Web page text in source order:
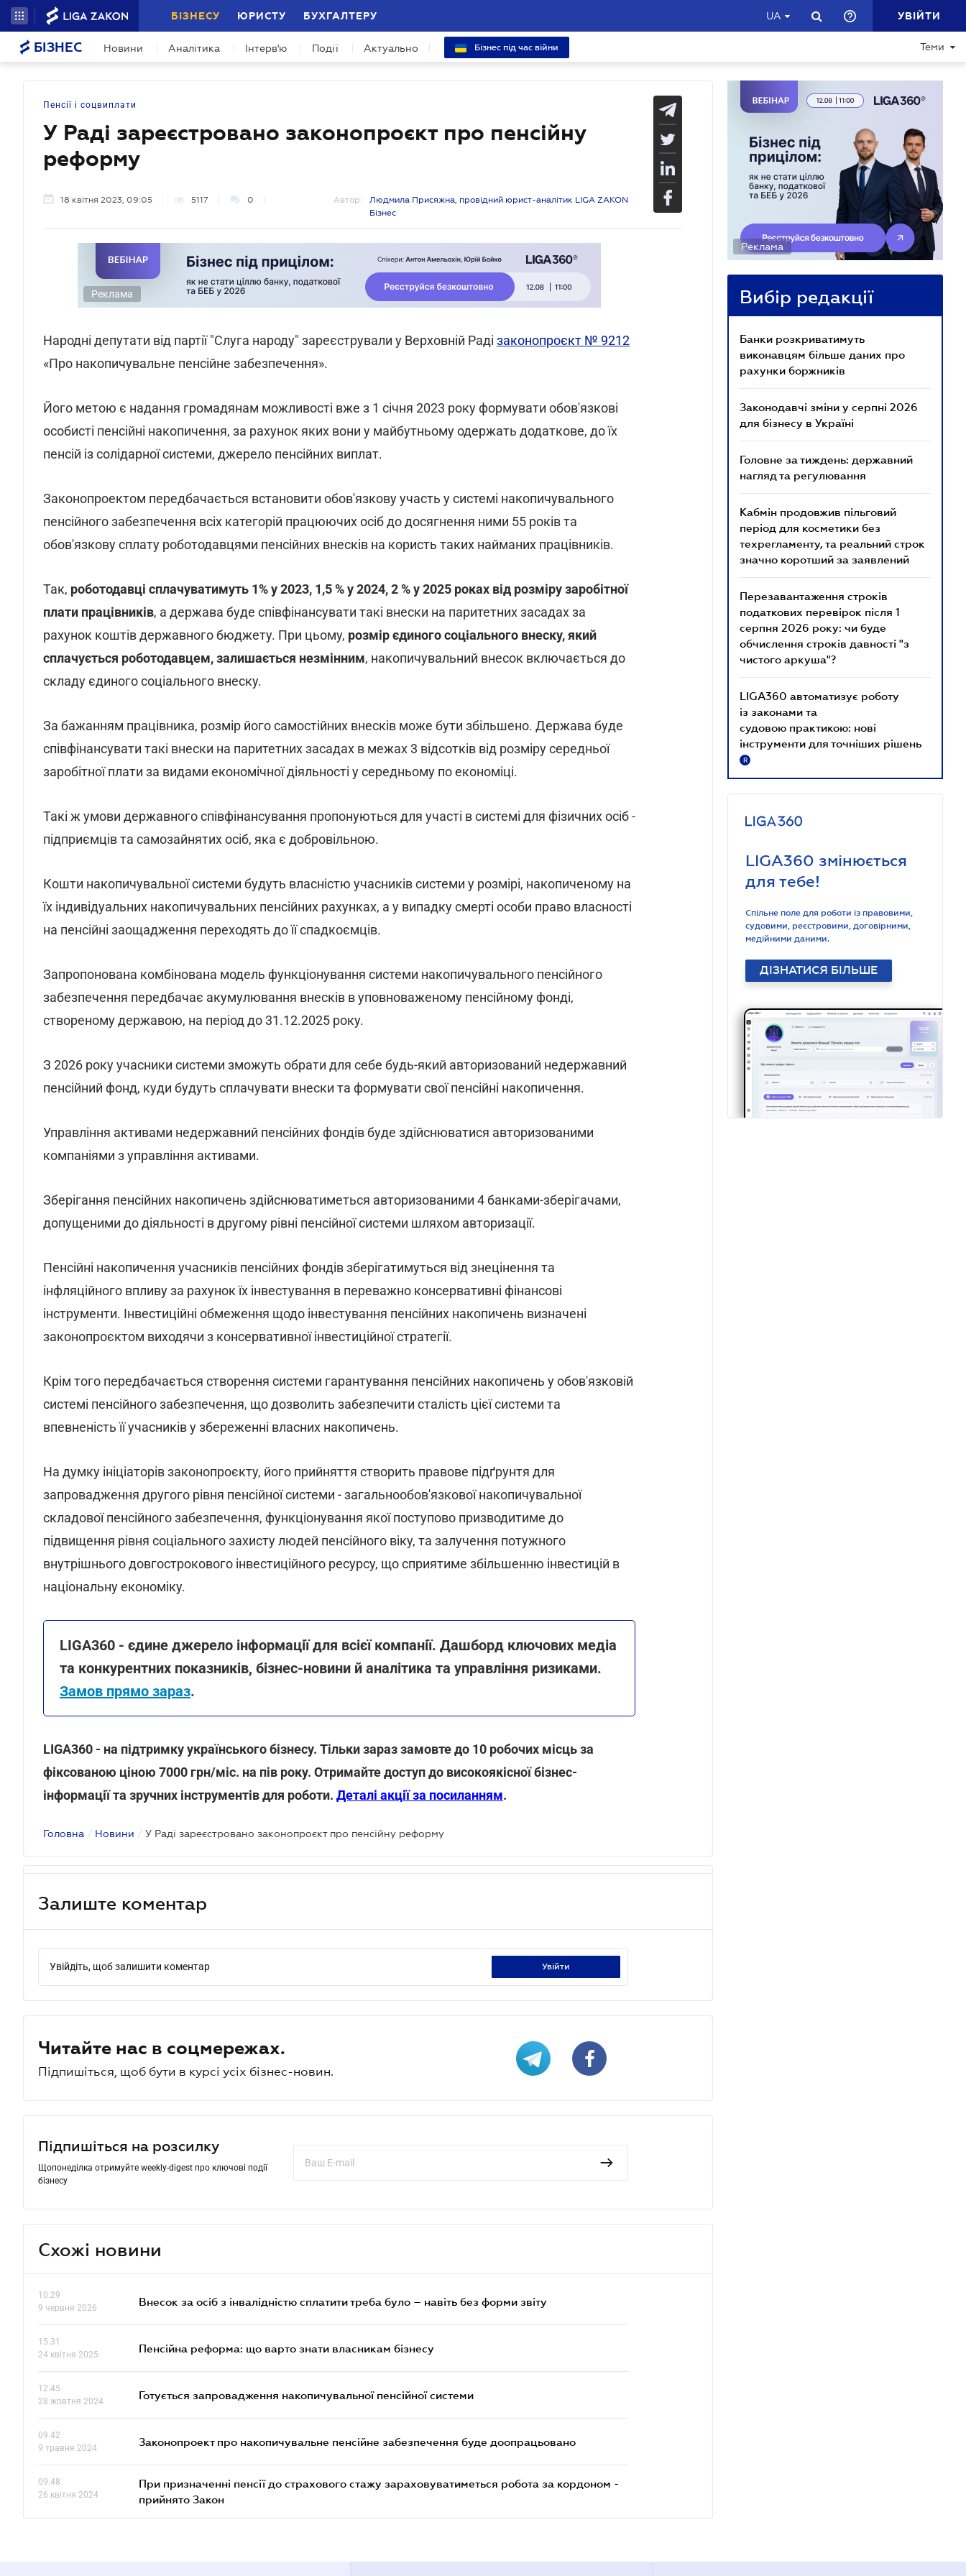
БІЗНЕСУ ЮРИСТУ БУХГАЛТЕРУ UA УВІЙТИ
БІЗНЕС Новини Аналітика Інтерв'ю Події Актуально Бізнес під час війни Теми
Пенсії і соцвиплати
У Раді зареєстровано законопроєкт про пенсійну
реформу
18 квітня 2023, 09:05 5117 0 Автор:
Людмила Присяжна, провідний юрист-аналітик LIGA ZAKON
Бізнес
Реклама
Народні депутати від партії "Слуга народу" зареєстрували у Верховній Раді законопроєкт № 9212
«Про накопичувальне пенсійне забезпечення».
Його метою є надання громадянам можливості вже з 1 січня 2023 року формувати обов'язкові
особисті пенсійні накопичення, за рахунок яких вони у майбутньому одержать додаткове, до їх
пенсій із солідарної системи, джерело пенсійних виплат.
Законопроектом передбачається встановити обов'язкову участь у системі накопичувального
пенсійного забезпечення всіх категорій працюючих осіб до досягнення ними 55 років та
обов'язкову сплату роботодавцями пенсійних внесків на користь таких найманих працівників.
Так, роботодавці сплачуватимуть 1% у 2023, 1,5 % у 2024, 2 % у 2025 роках від розміру заробітної
плати працівників, а держава буде співфінансувати такі внески на паритетних засадах за
рахунок коштів державного бюджету. При цьому, розмір єдиного соціального внеску, який
сплачується роботодавцем, залишається незмінним, накопичувальний внесок включається до
складу єдиного соціального внеску.
За бажанням працівника, розмір його самостійних внесків може бути збільшено. Держава буде
співфінансувати такі внески на паритетних засадах в межах 3 відсотків від розміру середньої
заробітної плати за видами економічної діяльності у середньому по економіці.
Такі ж умови державного співфінансування пропонуються для участі в системі для фізичних осіб -
підприємців та самозайнятих осіб, яка є добровільною.
Кошти накопичувальної системи будуть власністю учасників системи у розмірі, накопиченому на
їх індивідуальних накопичувальних пенсійних рахунках, а у випадку смерті особи право власності
на пенсійні заощадження переходять до її спадкоємців.
Запропонована комбінована модель функціонування системи накопичувального пенсійного
забезпечення передбачає акумулювання внесків в уповноваженому пенсійному фонді,
створеному державою, на період до 31.12.2025 року.
З 2026 року учасники системи зможуть обрати для себе будь-який авторизований недержавний
пенсійний фонд, куди будуть сплачувати внески та формувати свої пенсійні накопичення.
Управління активами недержавний пенсійних фондів буде здійснюватися авторизованими
компаніями з управління активами.
Зберігання пенсійних накопичень здійснюватиметься авторизованими 4 банками-зберігачами,
допущеними до діяльності в другому рівні пенсійної системи шляхом авторизації.
Пенсійні накопичення учасників пенсійних фондів зберігатимуться від знецінення та
інфляційного впливу за рахунок їх інвестування в переважно консервативні фінансові
інструменти. Інвестиційні обмеження щодо інвестування пенсійних накопичень визначені
законопроєктом виходячи з консервативної інвестиційної стратегії.
Крім того передбачається створення системи гарантування пенсійних накопичень у обов'язковій
системі пенсійного забезпечення, що дозволить забезпечити сталість цієї системи та
впевненість її учасників у збереженні власних накопичень.
На думку ініціаторів законопроєкту, його прийняття створить правове підґрунтя для
запровадження другого рівня пенсійної системи - загальнообов'язкової накопичувальної
складової пенсійного забезпечення, функціонування якої поступово призводитиме до
підвищення рівня соціального захисту людей пенсійного віку, та залучення потужного
внутрішнього довгострокового інвестиційного ресурсу, що сприятиме збільшенню інвестицій в
національну економіку.
LIGA360 - єдине джерело інформації для всієї компанії. Дашборд ключових медіа
та конкурентних показників, бізнес-новини й аналітика та управління ризиками.
Замов прямо зараз.
LIGA360 - на підтримку українського бізнесу. Тільки зараз замовте до 10 робочих місць за
фіксованою ціною 7000 грн/міс. на пів року. Отримайте доступ до високоякісної бізнес-
інформації та зручних інструментів для роботи. Деталі акції за посиланням.
Головна / Новини / У Раді зареєстровано законопроєкт про пенсійну реформу
Залиште коментар
Увійдіть, щоб залишити коментар увійти
Читайте нас в соцмережах.
Підпишіться, щоб бути в курсі усіх бізнес-новин.
Підпишіться на розсилку
Щопонеділка отримуйте weekly-digest про ключові події
бізнесу
Схожі новини
10.29
9 червня 2026
Внесок за осіб з інвалідністю сплатити треба було – навіть без форми звіту
15.31
24 квітня 2025
Пенсійна реформа: що варто знати власникам бізнесу
12.45
28 жовтня 2024
Готується запровадження накопичувальної пенсійної системи
09.42
9 травня 2024
Законопроект про накопичувальне пенсійне забезпечення буде доопрацьовано
09.48
26 квітня 2024
При призначенні пенсії до страхового стажу зараховуватиметься робота за кордоном -
прийнято Закон
Реклама
Вибір редакції
Банки розкриватимуть
виконавцям більше даних про
рахунки боржників
Законодавчі зміни у серпні 2026
для бізнесу в Україні
Головне за тиждень: державний
нагляд та регулювання
Кабмін продовжив пільговий
період для косметики без
техрегламенту, та реальний строк
значно коротший за заявлений
Перезавантаження строків
податкових перевірок після 1
серпня 2026 року: чи буде
обчислення строків давності "з
чистого аркуша"?
LIGA360 автоматизує роботу
із законами та
судовою практикою: нові
інструменти для точніших рішень
R
LIGA360 змінюється
для тебе!
Спільне поле для роботи із правовими,
судовими, реєстровими, договірними,
медійними даними.
ДІЗНАТИСЯ БІЛЬШЕ